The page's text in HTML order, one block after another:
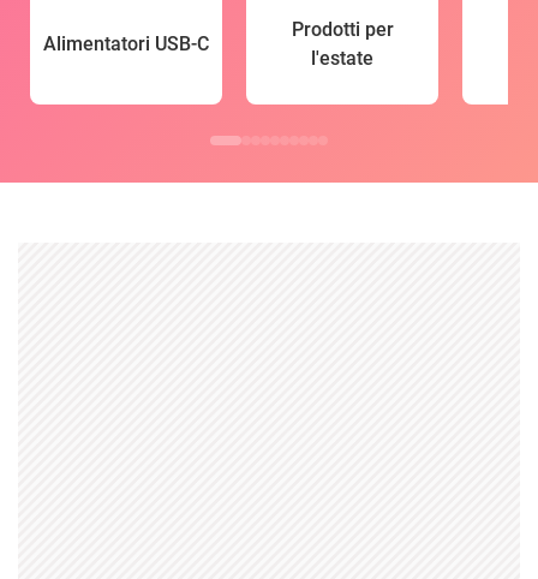
Alimentatori USB-C
Prodotti per
l'estate